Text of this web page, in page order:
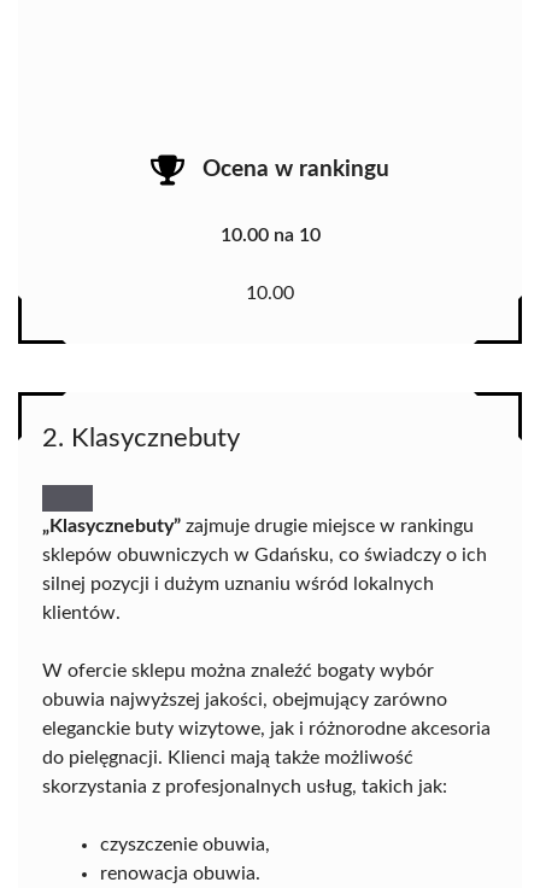
Ocena w rankingu
10.00 na 10
10.00
2. Klasycznebuty
„Klasycznebuty” zajmuje drugie miejsce w rankingu
sklepów obuwniczych w Gdańsku, co świadczy o ich
silnej pozycji i dużym uznaniu wśród lokalnych
klientów.
W ofercie sklepu można znaleźć bogaty wybór
obuwia najwyższej jakości, obejmujący zarówno
eleganckie buty wizytowe, jak i różnorodne akcesoria
do pielęgnacji. Klienci mają także możliwość
skorzystania z profesjonalnych usług, takich jak:
czyszczenie obuwia,
renowacja obuwia.